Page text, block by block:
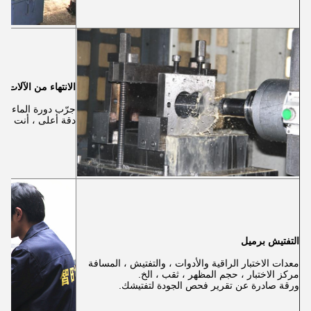
الانتهاء من الآلات
جرّب دورة الماء ،
دقة أعلى ، أنت
التفتيش برميل
معدات الاختبار الراقية والأدوات ، والتفتيش ، المسافة
مركز الاختبار ، حجم المظهر ، ثقب ، الخ.
ورقة صادرة عن تقرير فحص الجودة لتفتيشك.